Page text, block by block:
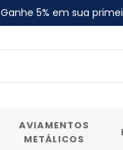
Ganhe 5% em sua
AVIAMENTOS
METÁLICOS